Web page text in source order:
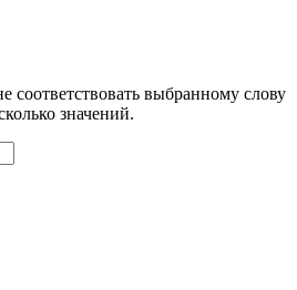
выбранному слову
значений.